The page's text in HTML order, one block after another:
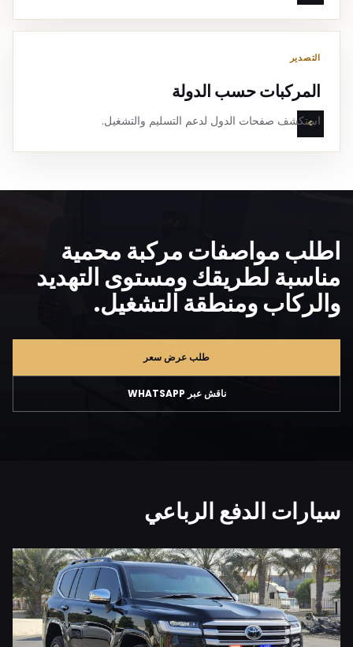
التصدير
المركبات حسب الدولة
استكشف صفحات الدول لدعم التسليم والتشغيل.
اطلب مواصفات مركبة محمية
مناسبة لطريقك ومستوى التهديد
والركاب ومنطقة التشغيل.
طلب عرض سعر
ناقش عبر WHATSAPP
سيارات الدفع الرباعي